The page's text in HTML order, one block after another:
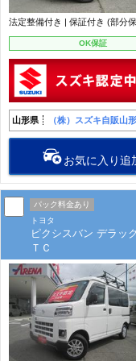
法定整備付き | 保証付き (部分
OK保証
山形県 （株）スズキ自販
お気に入り追
パック料金あり
トヨタ
ピクシスバン デラ
ＴＣ